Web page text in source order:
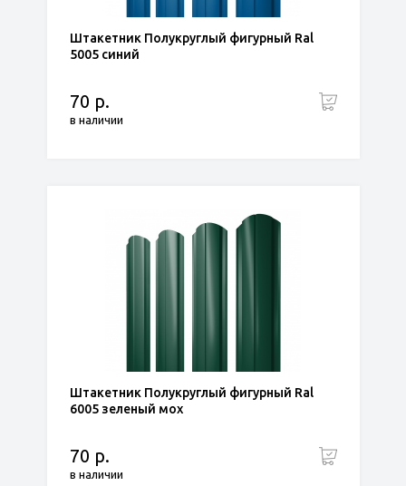
Штакетник Полукруглый фигурный Ral
5005 синий
70 р.
в наличии
Штакетник Полукруглый фигурный Ral
6005 зеленый мох
70 р.
в наличии